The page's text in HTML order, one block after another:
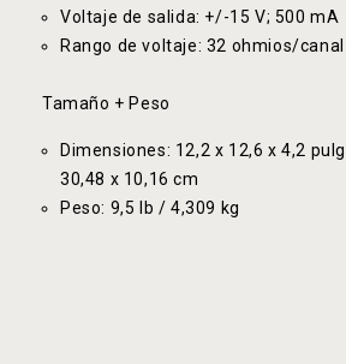
Voltaje de salida: +/-15 V; 500 mA
Rango de voltaje: 32 ohmios/canal
Tamaño + Peso
Dimensiones: 12,2 x 12,6 x 4,2
30,48 x 10,16 cm
Peso: 9,5 lb / 4,309 kg